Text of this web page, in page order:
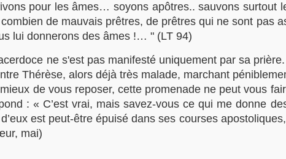
pour les âmes… soyons apôtres.. sauvons surtout
de mauvais prêtres, de prêtres qui ne sont pas
lui donnerons des âmes !… " (LT 94)
ne s'est pas manifesté uniquement par sa
Thérèse, alors déjà très malade, marchant
de vous reposer, cette promenade ne peut vous
: « C’est vrai, mais savez-vous ce qui me donne
d’eux est peut-être épuisé dans ses courses
mai)